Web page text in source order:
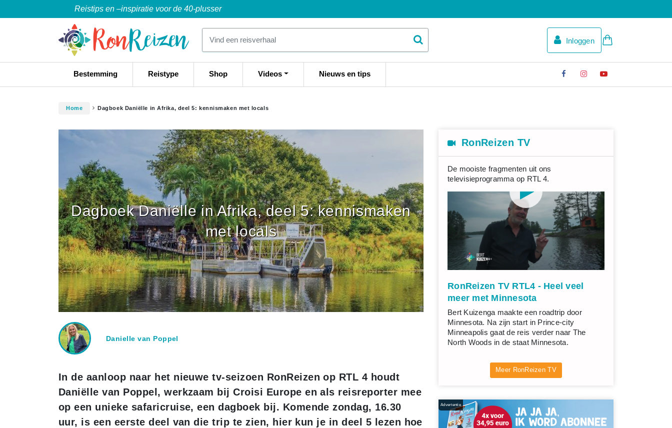
Reistips en –inspiratie voor de 40-plusser
Inloggen
Bestemming Reistype Shop Videos Nieuws en tips
Home Dagboek Daniëlle in Afrika, deel 5: kennismaken met locals
Dagboek Daniëlle in Afrika, deel 5: kennismaken
met locals
Danielle van Poppel
In de aanloop naar het nieuwe tv-seizoen RonReizen op RTL 4 houdt
Daniëlle van Poppel, werkzaam bij Croisi Europe en als reisreporter mee
op een unieke safaricruise, een dagboek bij. Komende zondag, 16.30
uur, is een eerste deel van die trip te zien, hier kun je in deel 5 lezen hoe
RonReizen TV
De mooiste fragmenten uit ons
televisieprogramma op RTL 4.
RonReizen TV RTL4 - Heel veel
meer met Minnesota
Bert Kuizenga maakte een roadtrip door
Minnesota. Na zijn start in Prince-city
Minneapolis gaat de reis verder naar The
North Woods in de staat Minnesota.
Meer RonReizen TV
Advertentie